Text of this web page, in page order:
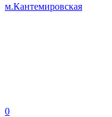
м.Кантемировская
0